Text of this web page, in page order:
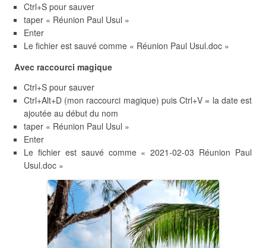
Ctrl+S pour sauver
taper « Réunion Paul Usul »
Enter
Le fichier est sauvé comme « Réunion Paul Usul.doc »
Avec raccourci magique
Ctrl+S pour sauver
Ctrl+Alt+D (mon raccourci magique) puis Ctrl+V = la date est
ajoutée au début du nom
taper « Réunion Paul Usul »
Enter
Le fichier est sauvé comme « 2021-02-03 Réunion Paul
Usul.doc »